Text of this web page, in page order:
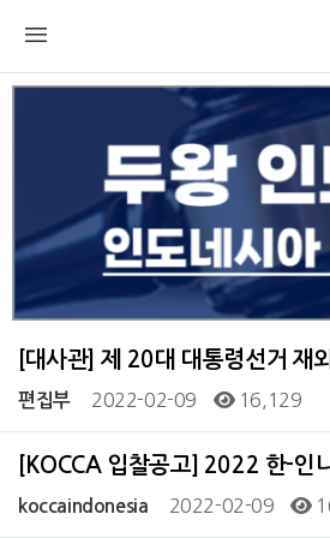
[대사관] 제 20대 대통령선거 재
편집부 2022-02-09 16,129
[KOCCA 입찰공고] 2022 한-인
koccaindonesia 2022-02-09